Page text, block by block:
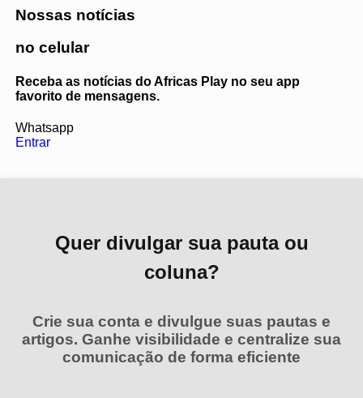
Nossas notícias
no celular
Receba as notícias do Africas Play no seu app
favorito de mensagens.
Whatsapp
Entrar
Quer divulgar sua pauta ou
coluna?
Crie sua conta e divulgue suas pautas e
artigos. Ganhe visibilidade e centralize sua
comunicação de forma eficiente